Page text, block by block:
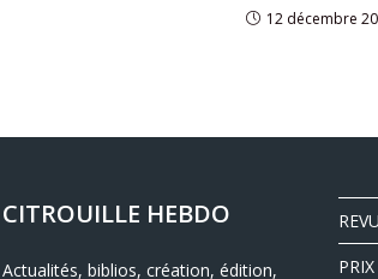
12 décembre
CITROUILLE HEBDO
Actualités, biblios, création, édition,